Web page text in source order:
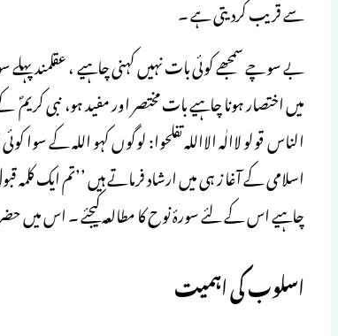
سے قریب کردیتی ہے ۔
بے سوچے سمجھے کوئی بات نہیں کہنی چاہیے ، عقلمند پہلے
میں اختصار ہونا چاہیے بات مختصر اور مفید ہو، نبی
الناس قولو لاالٰہ الااللہ تفلحوا: لوگوں کہو اللہ
اسلامی کے آغا ز ہی میں ارشاد فرماتے ہیں ـ’’تم ایک
چاہیے اس کے لئے سورۂ نوح کا مطالعہ کیجئے ۔ اس
اسلوب کی اہمیت